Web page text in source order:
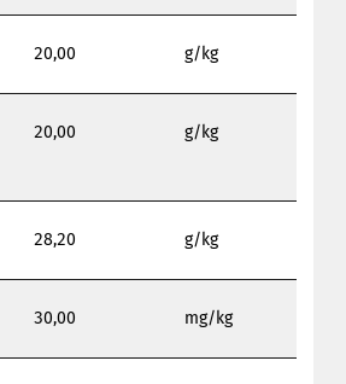
20,00 g/kg
20,00 g/kg
28,20 g/kg
30,00 mg/kg